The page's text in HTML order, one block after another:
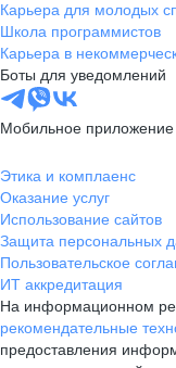
Карьера для молодых
Школа программистов
Карьера в
Боты для уведомлений
Мобильное приложение
Этика и комплаенс
Оказание услуг
Использование сайтов
Защита персональных
Пользовательское
ИТ аккредитация
На информационном
рекомендательные
предоставления